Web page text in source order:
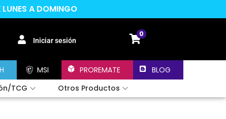
LUNES A DOMINGO
Iniciar sesión
0
MSI PROREMATE
BLOG
TCG Otros Productos